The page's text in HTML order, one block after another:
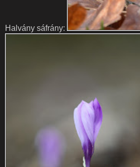
Halvány sáfrány: